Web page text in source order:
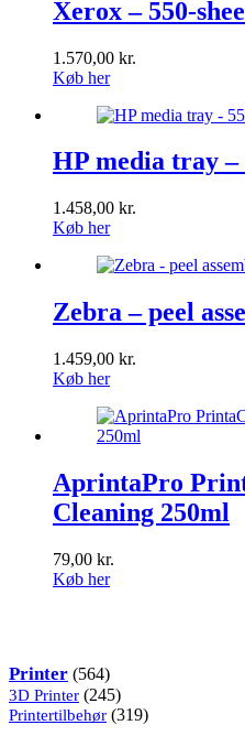
Xerox – 550-
1.570,00 kr.
Køb her
HP media tray –
1.458,00 kr.
Køb her
Zebra – peel
1.459,00 kr.
Køb her
AprintaPro
Cleaning 250ml
79,00 kr.
Køb her
Printer 564564
varer
3D Printer 245245
varer
Printertilbehør 319319